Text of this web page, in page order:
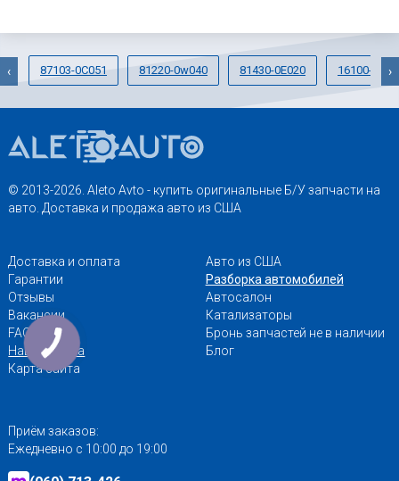
87103-0C051 81220-0w040 81430-0E020 16100-
‹ ›
© 2013-2026. Aleto Avto - купить оригинальные Б/У запчасти на
авто. Доставка и продажа авто из США
Доставка и оплата
Гарантии
Отзывы
Вакансии
FAQ
Наши адреса
Карта сайта
Авто из США
Разборка автомобилей
Автосалон
Катализаторы
Бронь запчастей не в наличии
Блог
Приём заказов:
Ежедневно с 10:00 до 19:00